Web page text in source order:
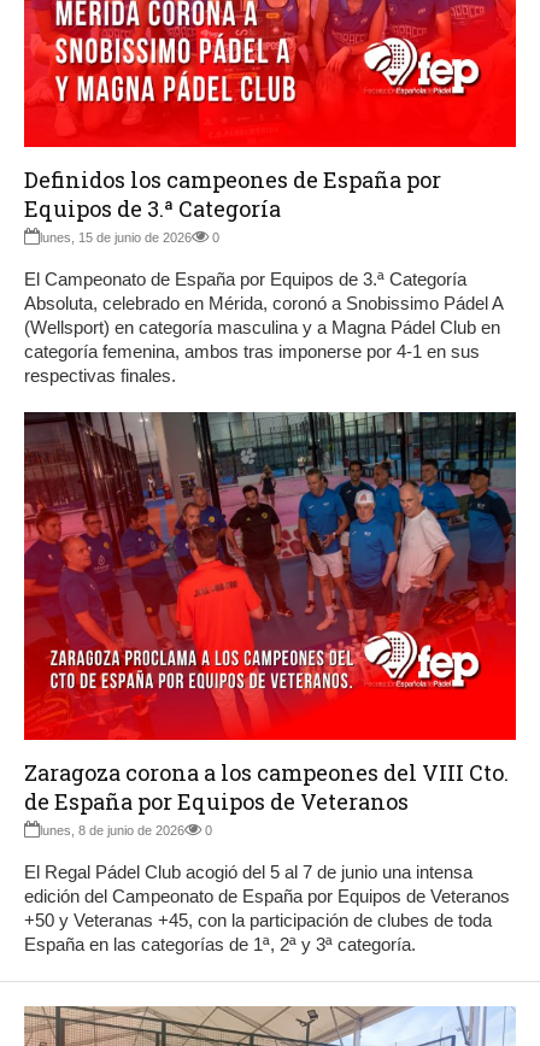
Definidos los campeones de España por
Equipos de 3.ª Categoría
lunes, 15 de junio de 2026 0
El Campeonato de España por Equipos de 3.ª Categoría
Absoluta, celebrado en Mérida, coronó a Snobissimo Pádel A
(Wellsport) en categoría masculina y a Magna Pádel Club en
categoría femenina, ambos tras imponerse por 4-1 en sus
respectivas finales.
Zaragoza corona a los campeones del VIII Cto.
de España por Equipos de Veteranos
lunes, 8 de junio de 2026 0
El Regal Pádel Club acogió del 5 al 7 de junio una intensa
edición del Campeonato de España por Equipos de Veteranos
+50 y Veteranas +45, con la participación de clubes de toda
España en las categorías de 1ª, 2ª y 3ª categoría.